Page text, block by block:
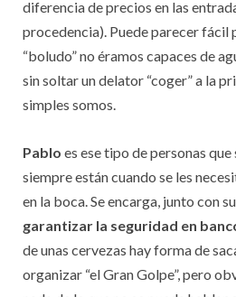
diferencia de precios en las
procedencia). Puede parecer fácil
“boludo” no éramos capaces de
sin soltar un delator “coger” a la
simples somos.
Pablo es ese tipo de personas
siempre están cuando se les
en la boca. Se encarga, junto con
garantizar la seguridad en
de unas cervezas hay forma de
organizar “el Gran Golpe”, pero